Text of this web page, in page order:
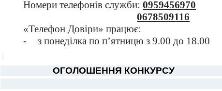
Номери телефонів служби:0959456970
0678509116
«Телефон Довіри» працює:
-
з понеділка по п’ятницю з 9.00 до 18.00
ОГОЛОШЕННЯ КОНКУРСУ